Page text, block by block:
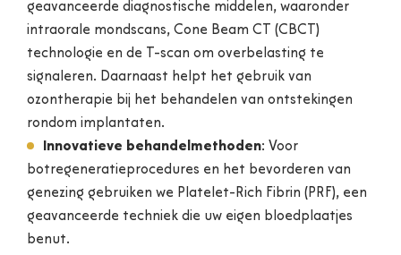
geavanceerde diagnostische middelen, waaronder
intraorale mondscans, Cone Beam CT (CBCT)
technologie en de T-scan om overbelasting te
signaleren. Daarnaast helpt het gebruik van
ozontherapie bij het behandelen van ontstekingen
rondom implantaten.
Innovatieve behandelmethoden: Voor
botregeneratieprocedures en het bevorderen van
genezing gebruiken we Platelet-Rich Fibrin (PRF), een
geavanceerde techniek die uw eigen bloedplaatjes
benut.